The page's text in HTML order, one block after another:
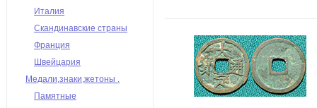
Италия
Скандинавские страны
Франция
Швейцария
Медали,знаки,жетоны .
Памятные